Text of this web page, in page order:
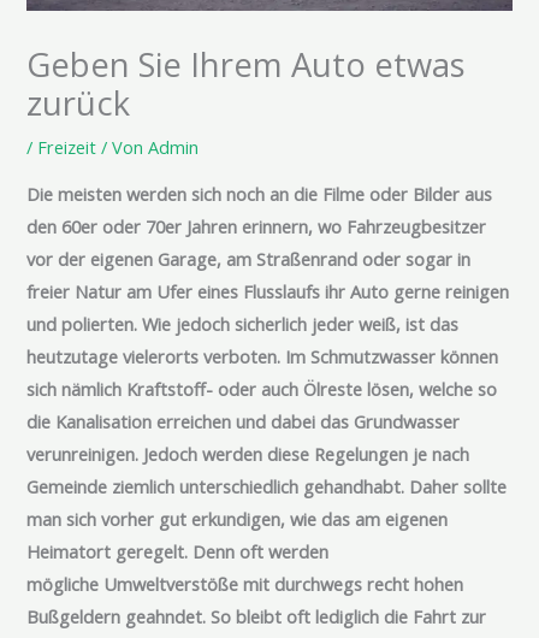
Geben Sie Ihrem Auto etwas
zurück
/ Freizeit / VonAdmin
Die meisten werden sich noch an die Filme oder Bilder aus
den 60er oder 70er Jahren erinnern, wo Fahrzeugbesitzer
vor der eigenen Garage, am Straßenrand oder sogar in
freier Natur am Ufer eines Flusslaufs ihr Auto gerne reinigen
und polierten. Wie jedoch sicherlich jeder weiß, ist das
heutzutage vielerorts verboten. Im Schmutzwasser können
sich nämlich Kraftstoff- oder auch Ölreste lösen, welche so
die Kanalisation erreichen und dabei das Grundwasser
verunreinigen. Jedoch werden diese Regelungen je nach
Gemeinde ziemlich unterschiedlich gehandhabt. Daher sollte
man sich vorher gut erkundigen, wie das am eigenen
Heimatort geregelt. Denn oft werden
mögliche Umweltverstöße mit durchwegs recht hohen
Bußgeldern geahndet. So bleibt oft lediglich die Fahrt zur